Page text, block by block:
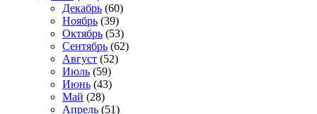
Декабрь (60)
Ноябрь (39)
Октябрь (53)
Сентябрь (62)
Август (52)
Июль (59)
Июнь (43)
Май (28)
Апрель (51)